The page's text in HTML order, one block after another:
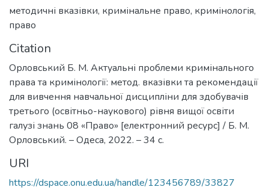
методичні вказівки, кримінальне право, кримінологія,
право
Citation
Орловський Б. М. Актуальні проблеми кримінального
права та кримінології: метод. вказівки та рекомендації
для вивчення навчальної дисципліни для здобувачів
третього (освітньо-наукового) рівня вищої освіти
галузі знань 08 «Право» [електронний ресурс] / Б. М.
Орловський. – Одеса, 2022. – 34 с.
URI
https://dspace.onu.edu.ua/handle/123456789/33827